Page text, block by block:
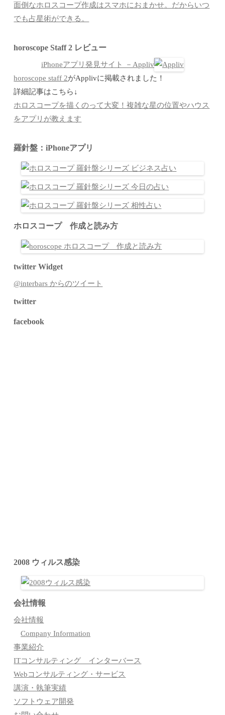
面倒なホロスコープ作成はスマホにおまかせ。だからいつ
でも占星術ができる。
horoscope Staff 2 レビュー
iPhoneアプリ発見サイト －Appliv
horoscope staff 2がApplivに掲載されました！
詳細記事はこちら↓
ホロスコープを描くのって大変！複雑な星の位置やハウス
をアプリが教えます
羅針盤：iPhoneアプリ
ホロスコープ 作成と読み方
twitter Widget
@interbars からのツイート
twitter
facebook
2008 ウィルス感染
会社情報
会社情報
Company Information
事業紹介
ITコンサルティング インターバース
Webコンサルティング・サービス
講演・執筆実績
ソフトウェア開発